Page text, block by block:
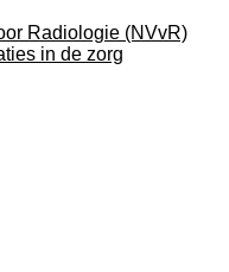
Radiologie (NVvR)
in de zorg